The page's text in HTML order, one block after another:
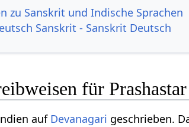
zu Sanskrit und Indische Sprachen
Sanskrit - Sanskrit Deutsch
für Prashastar
auf Devanagari geschrieben.